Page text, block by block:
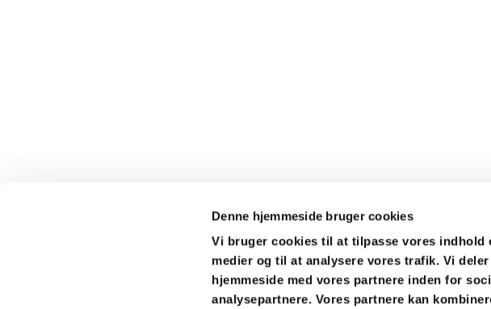
Denne hjemmeside bruger cookies
Vi bruger cookies til at tilpasse vores
medier og til at analysere vores trafik. Vi
hjemmeside med vores partnere inden for
analysepartnere. Vores partnere kan